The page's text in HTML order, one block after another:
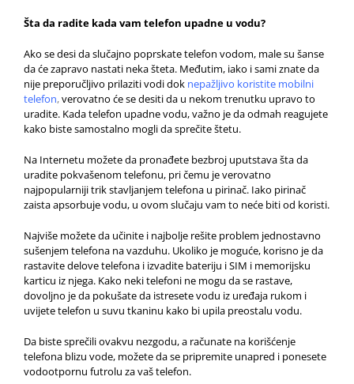
Šta da radite kada vam telefon upadne u vodu?
Ako se desi da slučajno poprskate telefon vodom, male su šanse
da će zapravo nastati neka šteta. Međutim, iako i sami znate da
nije preporučljivo prilaziti vodi dok nepažljivo koristite mobilni
telefon,verovatno će se desiti da u nekom trenutku upravo to
uradite. Kada telefon upadne vodu, važno je da odmah reagujete
kako biste samostalno mogli da sprečite štetu.
Na Internetu možete da pronađete bezbroj uputstava šta da
uradite pokvašenom telefonu, pri čemu je verovatno
najpopularniji trik stavljanjem telefona u pirinač. Iako pirinač
zaista apsorbuje vodu, u ovom slučaju vam to neće biti od koristi.
Najviše možete da učinite i najbolje rešite problem jednostavno
sušenjem telefona na vazduhu. Ukoliko je moguće, korisno je da
rastavite delove telefona i izvadite bateriju i SIM i memorijsku
karticu iz njega. Kako neki telefoni ne mogu da se rastave,
dovoljno je da pokušate da istresete vodu iz uređaja rukom i
uvijete telefon u suvu tkaninu kako bi upila preostalu vodu.
Da biste sprečili ovakvu nezgodu, a računate na korišćenje
telefona blizu vode, možete da se pripremite unapred i ponesete
vodootpornu futrolu za vaš telefon.